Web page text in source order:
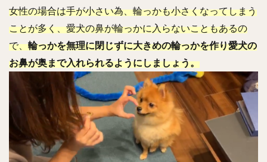
女性の場合は手が小さい為、輪っかも小さくなってしまう
ことが多く、愛犬の鼻が輪っかに入らないこともあるの
で、輪っかを無理に閉じずに大きめの輪っかを作り愛犬の
お鼻が奥まで入れられるようにしましょう。